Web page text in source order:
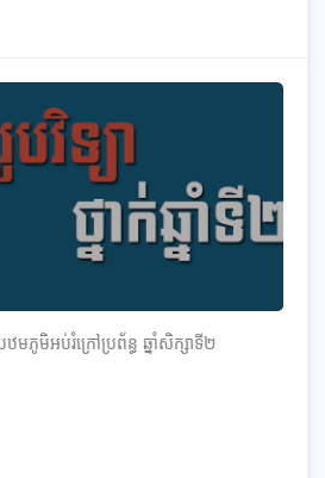
ភូមិ​អប់រំ​ក្រៅ​ប្រព័ន្ធ​ ឆ្នាំ​សិក្សា​ទី​២